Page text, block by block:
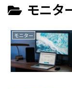
モニタ
モニター